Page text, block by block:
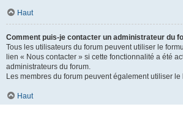
Haut
Comment puis-je contacter un administrateur du
Tous les utilisateurs du forum peuvent utiliser le
lien « Nous contacter » si cette fonctionnalité a été
administrateurs du forum.
Les membres du forum peuvent également utiliser le
Haut